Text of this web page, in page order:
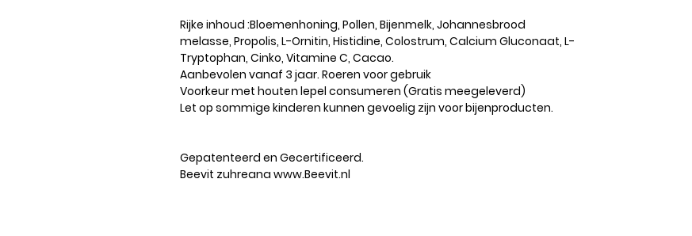
Rijke inhoud :Bloemenhoning, Pollen, Bijenmelk, Johannesbrood
melasse, Propolis, L-Ornitin, Histidine, Colostrum, Calcium Gluconaat, L-
Tryptophan, Cinko, Vitamine C, Cacao.
Aanbevolen vanaf 3 jaar. Roeren voor gebruik
Voorkeur met houten lepel consumeren (Gratis meegeleverd)
Let op sommige kinderen kunnen gevoelig zijn voor bijenproducten.
Gepatenteerd en Gecertificeerd.
Beevit zuhreana www.Beevit.nl